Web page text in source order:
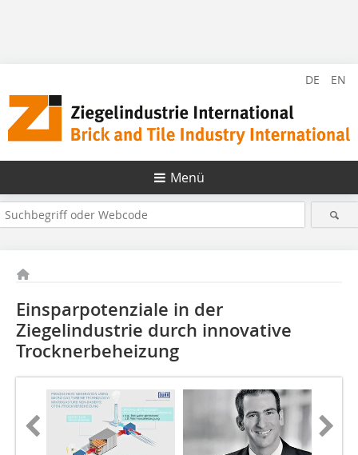
DE EN
Menü
Einsparpotenziale in der
Ziegelindustrie durch innovative
Trockner­beheizung